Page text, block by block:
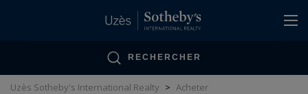
RECHERCHER
Uzès Sotheby's International Realty > Acheter